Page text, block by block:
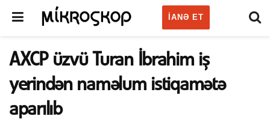
IANƏ ET
AXCP üzvü Turan İbrahim iş
yerindən naməlum istiqamətə
aparılıb